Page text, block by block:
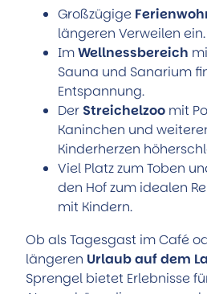
Großzügige
längeren Verweilen ein.
ImWellnessbereich
Sauna und Sanarium
Entspannung.
Der Streichelzoo mit
Kaninchen und
Kinderherzen
Viel Platz zum Toben
den Hof zum idealen
mit Kindern.
Ob als Tagesgast im Café
längeren Urlaub auf dem
Sprengel bietet Erlebnisse